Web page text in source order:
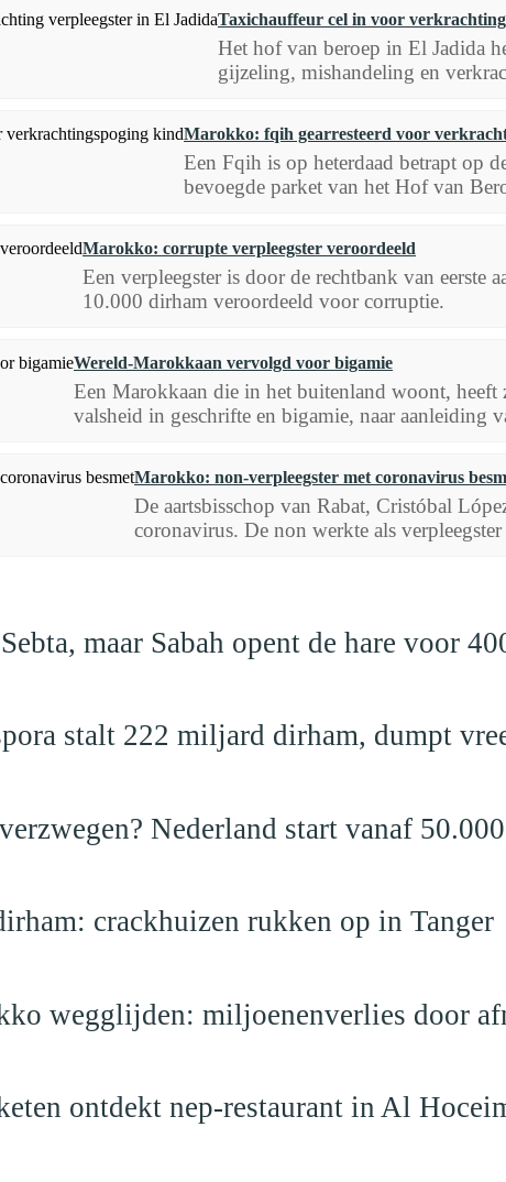
Taxichauffeur cel in voor
Het hof van beroep in El Jadida
gijzeling, mishandeling en
Marokko: fqih gearresteerd voor
Een Fqih is op heterdaad betrapt op
bevoegde parket van het Hof van
Marokko: corrupte verpleegster veroordeeld
Een verpleegster is door de rechtbank van eerste
10.000 dirham veroordeeld voor corruptie.
Wereld-Marokkaan vervolgd voor bigamie
Een Marokkaan die in het buitenland woont,
valsheid in geschrifte en bigamie, naar aanleiding
Marokko: non-verpleegster met coronavirus
De aartsbisschop van Rabat, Cristóbal
coronavirus. De non werkte als
maar Sabah opent de hare voor
stalt 222 miljard dirham, dumpt
Nederland start vanaf
crackhuizen rukken op in Tanger
wegglijden: miljoenenverlies door
ontdekt nep-restaurant in Al